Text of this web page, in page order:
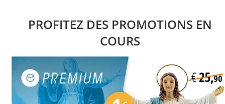
PROFITEZ DES PROMOTIONS EN
COURS